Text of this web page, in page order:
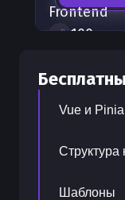
Frontend
100+
300
Vue и Pinia
Структура
Шаблоны